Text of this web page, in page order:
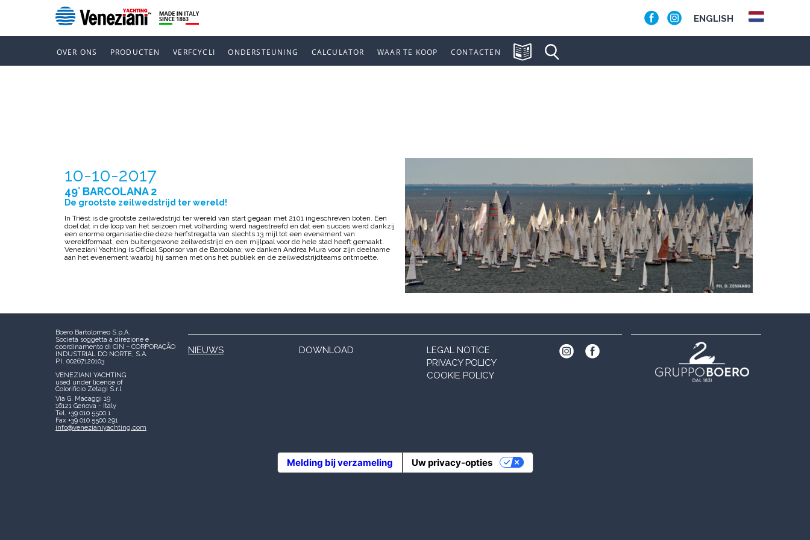
ENGLISH
OVER ONS PRODUCTEN VERFCYCLI ONDERSTEUNING CALCULATOR WAAR TE KOOP CONTACTEN
10-10-2017
49° BARCOLANA 2
De grootste zeilwedstrijd ter wereld!
In Triëst is de grootste zeilwedstrijd ter wereld van start gegaan met 2101 ingeschreven boten. Een
doel dat in de loop van het seizoen met volharding werd nagestreefd en dat een succes werd dankzij
een enorme organisatie die deze herfstregatta van slechts 13 mijl tot een evenement van
wereldformaat, een buitengewone zeilwedstrijd en een mijlpaal voor de hele stad heeft gemaakt.
Veneziani Yachting is Official Sponsor van de Barcolana; we danken Andrea Mura voor zijn deelname
aan het evenement waarbij hij samen met ons het publiek en de zeilwedstrijdteams ontmoette.
Boero Bartolomeo S.p.A.
Società soggetta a direzione e
coordinamento di CIN – CORPORAÇÃO
INDUSTRIAL DO NORTE, S.A.
P.I. 00267120103
VENEZIANI YACHTING
used under licence of
Colorificio Zetagi S.r.l.
Via G. Macaggi 19
16121 Genova - Italy
Tel. +39 010 5500.1
Fax +39 010 5500.291
info@venezianiyachting.com
NIEUWS DOWNLOAD
LEGAL NOTICE
PRIVACY POLICY
COOKIE POLICY
Melding bij verzameling Uw privacy-opties